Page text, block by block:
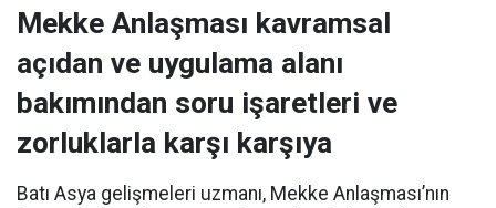
Mekke Anlaşması kavramsal
açıdan ve uygulama alanı
bakımından soru işaretleri ve
zorluklarla karşı karşıya
Batı Asya gelişmeleri uzmanı, Mekke Anlaşması’nın